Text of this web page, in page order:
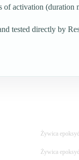
activation (duration
tested directly by
Żywica
Żywica